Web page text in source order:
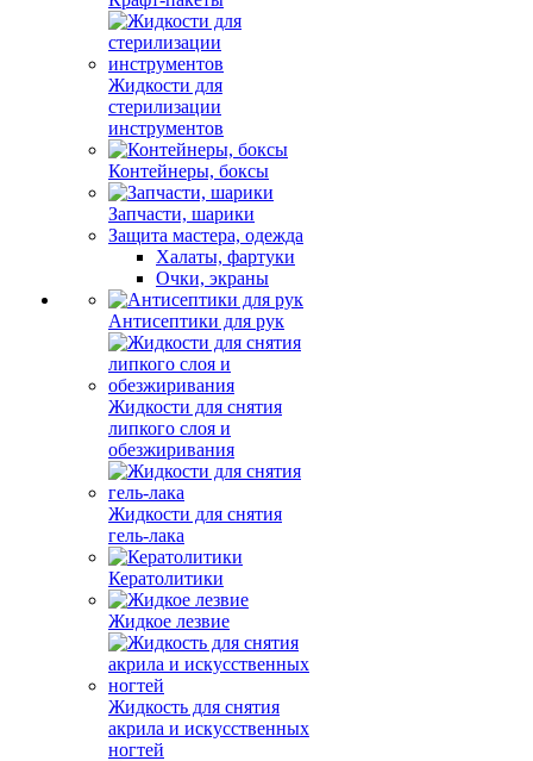
Жидкости для
стерилизации
инструментов
Контейнеры, боксы
Запчасти, шарики
Защита мастера, одежда
Халаты, фартуки
Очки, экраны
Антисептики для рук
Жидкости для снятия
липкого слоя и
обезжиривания
Жидкости для снятия
гель-лака
Кератолитики
Жидкое лезвие
Жидкость для снятия
акрила и искусственных
ногтей